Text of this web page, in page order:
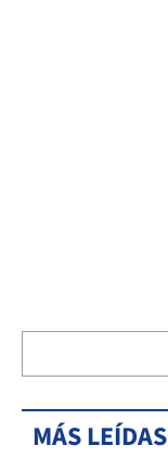
MÁS LEÍDAS